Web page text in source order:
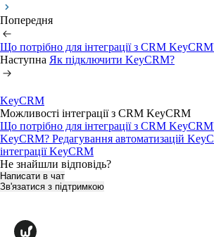
Попередня
Що потрібно для інтеграції з CRM
Наступна Як підключити KeyCRM?
KeyCRM
Можливості інтеграції з CRM KeyCRM
Що потрібно для інтеграції з CRM
KeyCRM? Редагування автоматизацій
інтеграції KeyCRM
Не знайшли відповідь?
Написати в чат
Зв'язатися з підтримкою